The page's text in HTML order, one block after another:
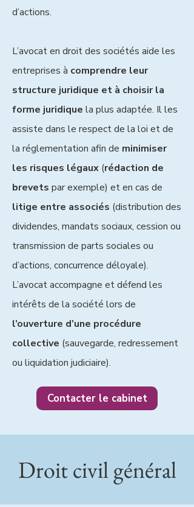
d’actions.
L’avocat en droit des sociétés aide les
entreprises à comprendre leur
structure juridique et à choisir la
forme juridique la plus adaptée. Il les
assiste dans le respect de la loi et de
la réglementation afin de minimiser
les risques légaux (rédaction de
brevets par exemple) et en cas de
litige entre associés (distribution des
dividendes, mandats sociaux, cession ou
transmission de parts sociales ou
d’actions, concurrence déloyale).
L’avocat accompagne et défend les
intérêts de la société lors de
l’ouverture d’une procédure
collective (sauvegarde, redressement
ou liquidation judiciaire).
Contacter le cabinet
Droit civil général